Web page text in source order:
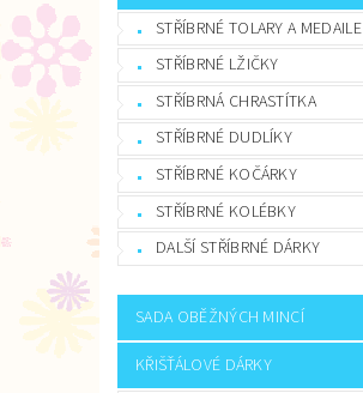
STŘÍBRNÉ TOLARY A MEDAILE
STŘÍBRNÉ LŽIČKY
STŘÍBRNÁ CHRASTÍTKA
STŘÍBRNÉ DUDLÍKY
STŘÍBRNÉ KOČÁRKY
STŘÍBRNÉ KOLÉBKY
DALŠÍ STŘÍBRNÉ DÁRKY
SADA OBĚŽNÝCH MINCÍ
KŘIŠŤÁLOVÉ DÁRKY